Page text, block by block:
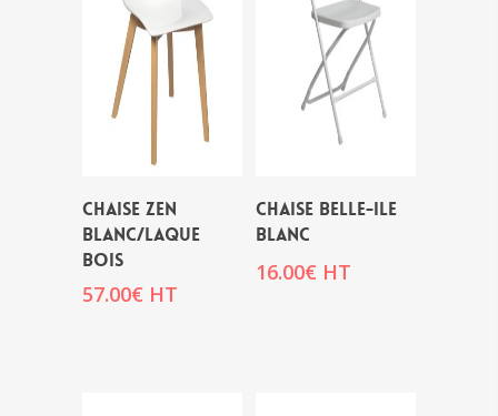
CHAISE ZEN
BLANC/LAQUE
BOIS
57.00€ HT
CHAISE BELLE-ILE
BLANC
16.00€ HT